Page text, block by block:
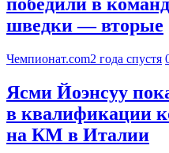
шведки — вторые
Чемпионат.com2 года спустя
Ясми Йоэнсуу
в квалификации
на КМ в Италии